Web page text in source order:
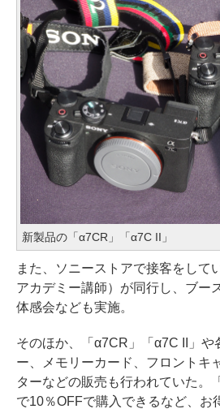
新製品の「α7CR」「α7C II」
また、ソニーストアで接客をして
アカデミー講師）が同行し、ブー
体感会なども実施。
そのほか、「α7CR」「α7C II」や
ー、メモリーカード、フロントキ
ターなどの販売も行われていた。
で10％OFFで購入できるなど、お